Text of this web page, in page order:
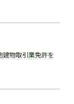
物取引業免許を